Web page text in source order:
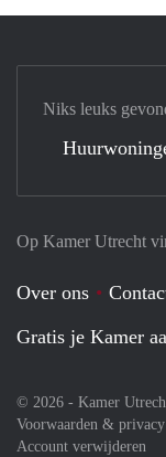
Op Kamer Utrecht
Over ons
Gratis je Kamer
© 2026 - Kamer
Voorwaarden & privacy
Account verwijderen
Niks leuks